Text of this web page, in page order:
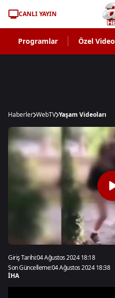
CANLI YAYIN
Programlar Özel Video
Haberler WebTV Yaşam Videoları
Giriş Tarihi:04 Ağustos 2024 18:18
Son Güncelleme:04 Ağustos 2024 18:38
İHA